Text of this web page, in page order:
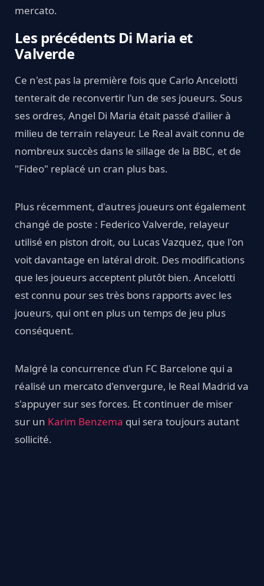
mercato.
Les précédents Di Maria et
Valverde
Ce n'est pas la première fois que Carlo Ancelotti
tenterait de reconvertir l'un de ses joueurs. Sous
ses ordres, Angel Di Maria était passé d'ailier à
milieu de terrain relayeur. Le Real avait connu de
nombreux succès dans le sillage de la BBC, et de
"Fideo" replacé un cran plus bas.
Plus récemment, d'autres joueurs ont également
changé de poste : Federico Valverde, relayeur
utilisé en piston droit, ou Lucas Vazquez, que l'on
voit davantage en latéral droit. Des modifications
que les joueurs acceptent plutôt bien. Ancelotti
est connu pour ses très bons rapports avec les
joueurs, qui ont en plus un temps de jeu plus
conséquent.
Malgré la concurrence d'un FC Barcelone qui a
réalisé un mercato d'envergure, le Real Madrid va
s'appuyer sur ses forces. Et continuer de miser
sur un Karim Benzema qui sera toujours autant
sollicité.